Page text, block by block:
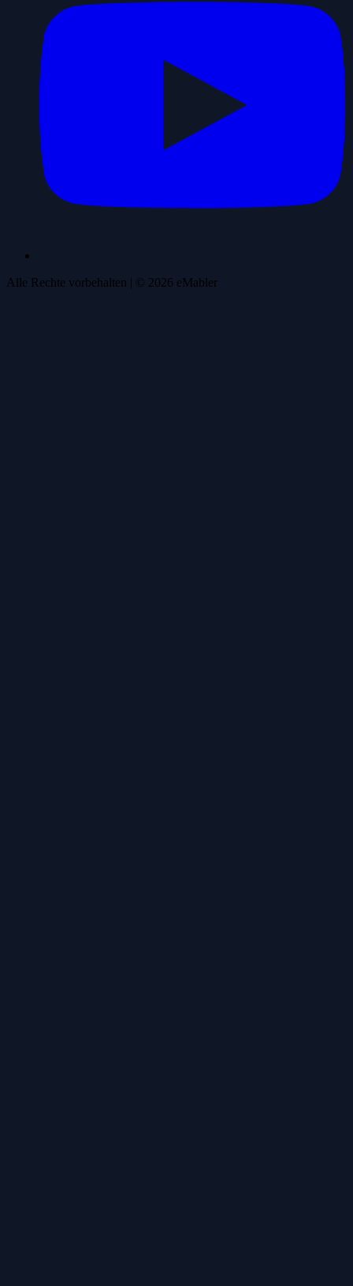
Alle Rechte vorbehalten | © 2026 eMabler